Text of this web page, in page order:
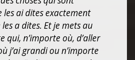
les ai dites exactement
a dites. Et je mets au
qui, n’importe où, d’aller
j’ai grandi ou n’importe